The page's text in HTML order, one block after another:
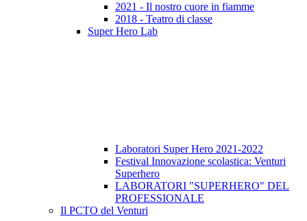
2021 - Il nostro cuore in fiamme
2018 - Teatro di classe
Super Hero Lab
Laboratori Super Hero 2021-2022
Festival Innovazione scolastica: Venturi
Superhero
LABORATORI "SUPERHERO" DEL
PROFESSIONALE
Il PCTO del Venturi